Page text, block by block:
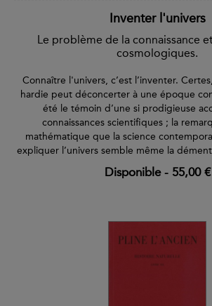
Inventer l'univers
Le problème de la connaissance
cosmologiques.
Connaître l'univers, c’est l’inventer.
hardie peut déconcerter à une époque
été le témoin d’une si prodigieuse
connaissances scientifiques ; la
mathématique que la science
expliquer l’univers semble même la
Disponible- 55,00 €